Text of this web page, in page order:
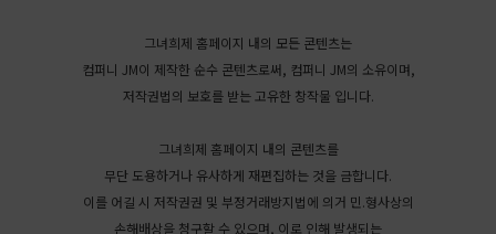
그녀희제 홈페이지 내의 모든 콘텐츠는
컴퍼니 JM이 제작한 순수 콘텐츠로써, 컴퍼니 JM의 소유이며,
저작권법의 보호를 받는 고유한 창작물 입니다.
그녀희제 홈페이지 내의 콘텐츠를
무단 도용하거나 유사하게 재편집하는 것을 금합니다.
이를 어길 시 저작권권 및 부정거래방지법에 의거 민.형사상의
손해배상을 청구할 수 있으며, 이로 인해 발생되는